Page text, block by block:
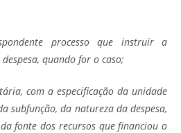
processo que instruir a
quando for o caso;
com a especificação da unidade
subfunção, da natureza da despesa,
fonte dos recursos que financiou o